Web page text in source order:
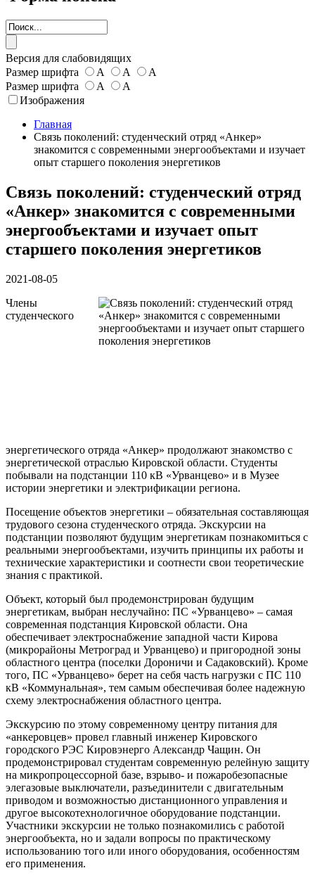
Версия для слабовидящих
Размер шрифта
А А
А
Размер шрифта
А
А
Изображения
Главная
Связь поколений: студенческий отряд «Анкер»
знакомится с современными энергообъектами и изучает
опыт старшего поколения энергетиков
Связь поколений: студенческий отряд
«Анкер» знакомится с современными
энергообъектами и изучает опыт
старшего поколения энергетиков
2021-08-05
Члены
студенческого
энергетического отряда «Анкер» продолжают знакомство с
энергетической отраслью Кировской области. Студенты
побывали на подстанции 110 кВ «Урванцево» и в Музее
истории энергетики и электрификации региона.
Посещение объектов энергетики – обязательная составляющая
трудового сезона студенческого отряда. Экскурсии на
подстанции позволяют будущим энергетикам познакомиться с
реальными энергообъектами, изучить принципы их работы и
технические характеристики и соотнести свои теоретические
знания с практикой.
Объект, который был продемонстрирован будущим
энергетикам, выбран неслучайно: ПС «Урванцево» – самая
современная подстанция Кировской области. Она
обеспечивает электроснабжение западной части Кирова
(микрорайоны Метроград и Урванцево) и пригородной зоны
областного центра (поселки Дороничи и Садаковский). Кроме
того, ПС «Урванцево» берет на себя часть нагрузки с ПС 110
кВ «Коммунальная», тем самым обеспечивая более надежную
схему электроснабжения областного центра.
Экскурсию по этому современному центру питания для
«анкеровцев» провел главный инженер Кировского
городского РЭС Кировэнерго Александр Чащин. Он
продемонстрировал студентам современную релейную защиту
на микропроцессорной базе, взрыво- и пожаробезопасные
элегазовые выключатели, разъединители с двигательным
приводом и возможностью дистанционного управления и
другое высокотехнологичное оборудование подстанции.
Участники экскурсии не только познакомились с работой
энергообъекта, но и задали вопросы по практическому
использованию того или иного оборудования, особенностям
его применения.